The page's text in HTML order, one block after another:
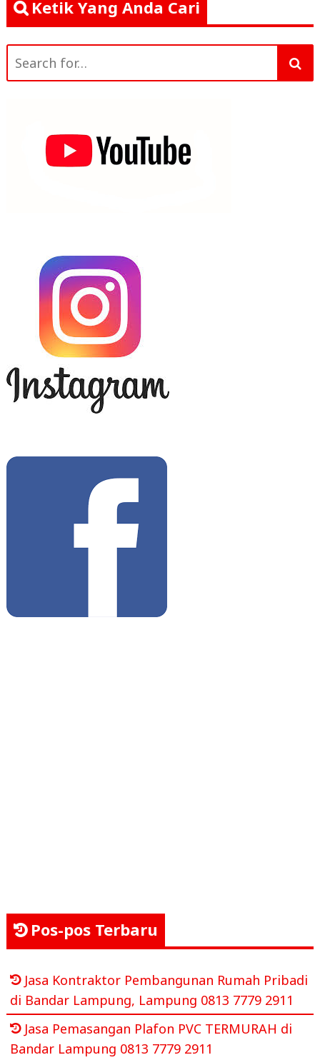
Ketik Yang Anda Cari
for:
Pos-pos Terbaru
Jasa Kontraktor Pembangunan Rumah Pribadi
di Bandar Lampung, Lampung 0813 7779 2911
Jasa Pemasangan Plafon PVC TERMURAH di
Bandar Lampung 0813 7779 2911